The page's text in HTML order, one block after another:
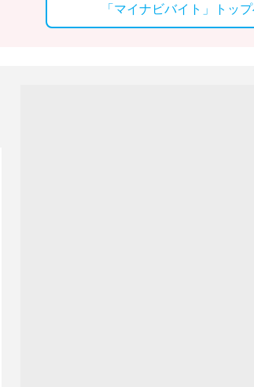
「マイナビバイト」トッ